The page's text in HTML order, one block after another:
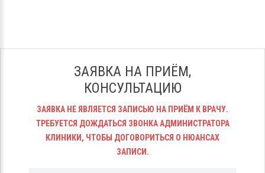
ЗАЯВКА НА ПРИЁМ,
КОНСУЛЬТАЦИЮ
ЗАЯВКА НЕ ЯВЛЯЕТСЯ ЗАПИСЬЮ НА ПРИЁМ К ВРАЧУ.
ТРЕБУЕТСЯ ДОЖДАТЬСЯ ЗВОНКА АДМИНИСТРАТОРА
КЛИНИКИ, ЧТОБЫ ДОГОВОРИТЬСЯ О НЮАНСАХ
ЗАПИСИ.